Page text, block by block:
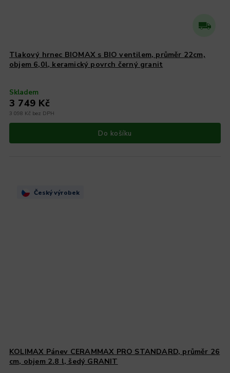
Tlakový hrnec BIOMAX s BIO ventilem, průměr 22cm,
objem 6,0l, keramický povrch černý granit
Skladem
3 098 Kč bez DPH
3 749 Kč
Do košíku
Český výrobek
KOLIMAX Pánev CERAMMAX PRO STANDARD, průměr 26
cm, objem 2.8 l, šedý GRANIT